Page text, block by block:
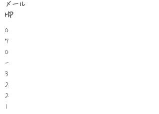
​メール
HP
0
7
0
-
3
2
2
1